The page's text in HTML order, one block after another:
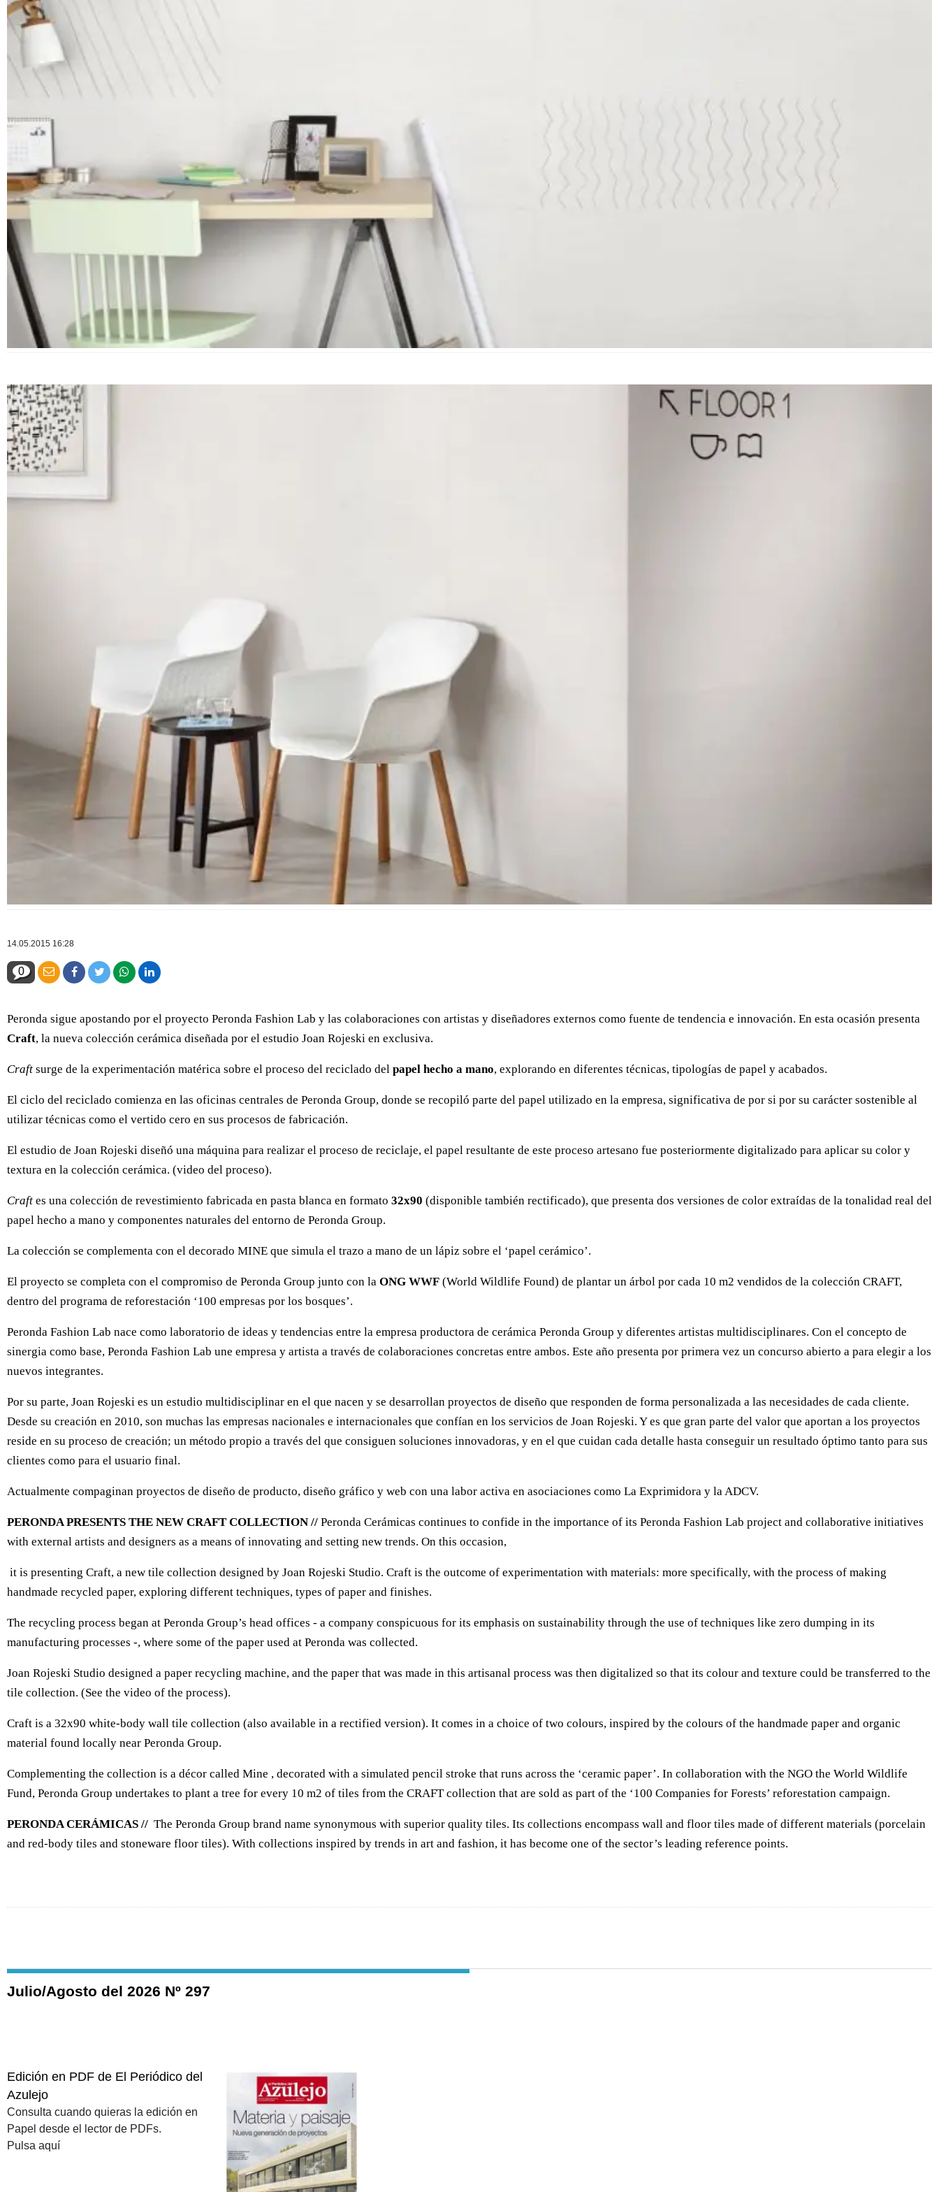
14.05.2015 16:28
0
Peronda sigue apostando por el proyecto Peronda Fashion Lab y las colaboraciones con artistas y diseñadores externos como fuente de tendencia e innovación. En esta ocasión presenta
Craft, la nueva colección cerámica diseñada por el estudio Joan Rojeski en exclusiva.
Craft surge de la experimentación matérica sobre el proceso del reciclado del papel hecho a mano, explorando en diferentes técnicas, tipologías de papel y acabados.
El ciclo del reciclado comienza en las oficinas centrales de Peronda Group, donde se recopiló parte del papel utilizado en la empresa, significativa de por si por su carácter sostenible al
utilizar técnicas como el vertido cero en sus procesos de fabricación.
El estudio de Joan Rojeski diseñó una máquina para realizar el proceso de reciclaje, el papel resultante de este proceso artesano fue posteriormente digitalizado para aplicar su color y
textura en la colección cerámica. (video del proceso).
Craft es una colección de revestimiento fabricada en pasta blanca en formato 32x90 (disponible también rectificado), que presenta dos versiones de color extraídas de la tonalidad real del
papel hecho a mano y componentes naturales del entorno de Peronda Group.
La colección se complementa con el decorado MINE que simula el trazo a mano de un lápiz sobre el ‘papel cerámico’.
El proyecto se completa con el compromiso de Peronda Group junto con la ONG WWF (World Wildlife Found) de plantar un árbol por cada 10 m2 vendidos de la colección CRAFT,
dentro del programa de reforestación ‘100 empresas por los bosques’.
Peronda Fashion Lab nace como laboratorio de ideas y tendencias entre la empresa productora de cerámica Peronda Group y diferentes artistas multidisciplinares. Con el concepto de
sinergia como base, Peronda Fashion Lab une empresa y artista a través de colaboraciones concretas entre ambos. Este año presenta por primera vez un concurso abierto a para elegir a los
nuevos integrantes.
Por su parte, Joan Rojeski es un estudio multidisciplinar en el que nacen y se desarrollan proyectos de diseño que responden de forma personalizada a las necesidades de cada cliente.
Desde su creación en 2010, son muchas las empresas nacionales e internacionales que confían en los servicios de Joan Rojeski. Y es que gran parte del valor que aportan a los proyectos
reside en su proceso de creación; un método propio a través del que consiguen soluciones innovadoras, y en el que cuidan cada detalle hasta conseguir un resultado óptimo tanto para sus
clientes como para el usuario final.
Actualmente compaginan proyectos de diseño de producto, diseño gráfico y web con una labor activa en asociaciones como La Exprimidora y la ADCV.
PERONDA PRESENTS THE NEW CRAFT COLLECTION // Peronda Cerámicas continues to confide in the importance of its Peronda Fashion Lab project and collaborative initiatives
with external artists and designers as a means of innovating and setting new trends. On this occasion,
it is presenting Craft, a new tile collection designed by Joan Rojeski Studio. Craft is the outcome of experimentation with materials: more specifically, with the process of making
handmade recycled paper, exploring different techniques, types of paper and finishes.
The recycling process began at Peronda Group’s head offices - a company conspicuous for its emphasis on sustainability through the use of techniques like zero dumping in its
manufacturing processes -, where some of the paper used at Peronda was collected.
Joan Rojeski Studio designed a paper recycling machine, and the paper that was made in this artisanal process was then digitalized so that its colour and texture could be transferred to the
tile collection. (See the video of the process).
Craft is a 32x90 white-body wall tile collection (also available in a rectified version). It comes in a choice of two colours, inspired by the colours of the handmade paper and organic
material found locally near Peronda Group.
Complementing the collection is a décor called Mine , decorated with a simulated pencil stroke that runs across the ‘ceramic paper’. In collaboration with the NGO the World Wildlife
Fund, Peronda Group undertakes to plant a tree for every 10 m2 of tiles from the CRAFT collection that are sold as part of the ‘100 Companies for Forests’ reforestation campaign.
PERONDA CERÁMICAS // The Peronda Group brand name synonymous with superior quality tiles. Its collections encompass wall and floor tiles made of different materials (porcelain
and red-body tiles and stoneware floor tiles). With collections inspired by trends in art and fashion, it has become one of the sector’s leading reference points.
Julio/Agosto del 2026 Nº 297
Edición en PDF de El Periódico del
Azulejo
Consulta cuando quieras la edición en
Papel desde el lector de PDFs.
Pulsa aquí